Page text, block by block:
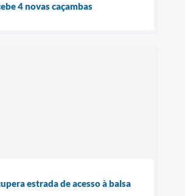
4 novas caçambas
estrada de acesso à balsa